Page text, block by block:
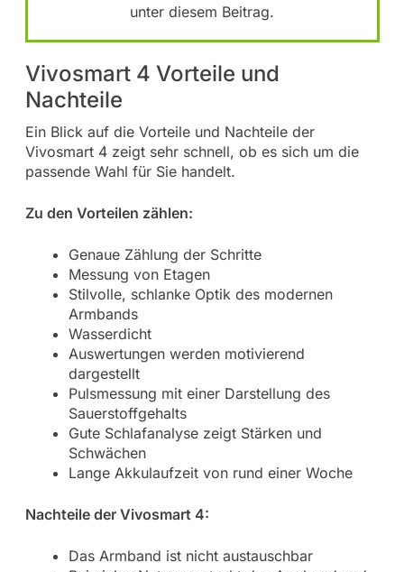
unter diesem Beitrag.
Vivosmart 4 Vorteile und
Nachteile
Ein Blick auf die Vorteile und Nachteile der
Vivosmart 4 zeigt sehr schnell, ob es sich um die
passende Wahl für Sie handelt.
Zu den Vorteilen zählen:
Genaue Zählung der Schritte
Messung von Etagen
Stilvolle, schlanke Optik des modernen
Armbands
Wasserdicht
Auswertungen werden motivierend
dargestellt
Pulsmessung mit einer Darstellung des
Sauerstoffgehalts
Gute Schlafanalyse zeigt Stärken und
Schwächen
Lange Akkulaufzeit von rund einer Woche
Nachteile der Vivosmart 4:
Das Armband ist nicht austauschbar